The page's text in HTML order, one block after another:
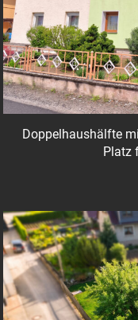
Doppelhaushälfte
Platz